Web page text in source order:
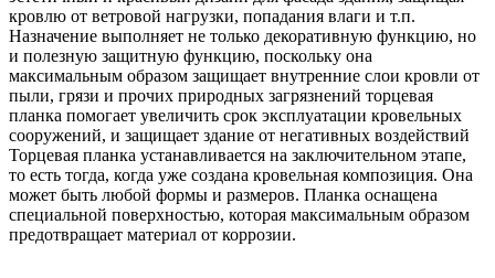
красное
вино
(2м)
кровлю от ветровой нагрузки, попадания влаги и т.п.
Назначение выполняет не только декоративную функцию, но
и полезную защитную функцию, поскольку она
максимальным образом защищает внутренние слои кровли от
пыли, грязи и прочих природных загрязнений торцевая
планка помогает увеличить срок эксплуатации кровельных
сооружений, и защищает здание от негативных воздействий
Торцевая планка устанавливается на заключительном этапе,
то есть тогда, когда уже создана кровельная композиция. Она
может быть любой формы и размеров. Планка оснащена
специальной поверхностью, которая максимальным образом
предотвращает материал от коррозии.